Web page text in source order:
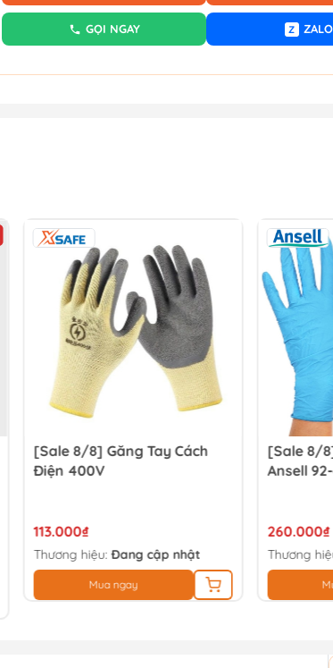
GỌI NGAY Z ZALO
[Sale 8/8] Găng Tay Cách
Điện 400V
113.000₫
Thương hiệu:Đang cập nhật
Mua ngay
[Sale 8/
Ansell
260.000₫
Thương